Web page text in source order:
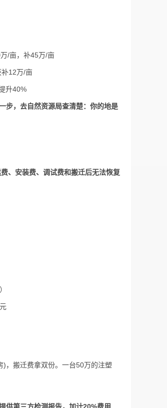
/亩，补45万/亩
12万/亩
升40%
步，去自然资源局查清楚：你的地是
、安装费、调试费和搬迁后无法恢复
搬迁费拿双份。一台50万的注塑